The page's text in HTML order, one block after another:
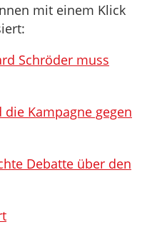
mit einem Klick
Schröder muss
die Kampagne gegen
Debatte über den